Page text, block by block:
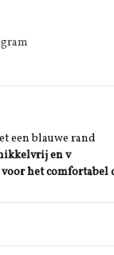
een blauwe rand
en v
het comfortabel